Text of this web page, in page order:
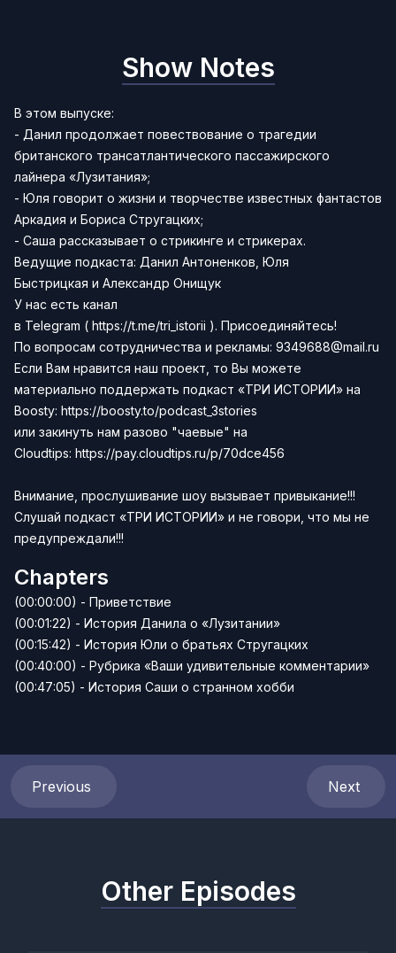
Show Notes
В этом выпуске:
- Данил продолжает повествование о трагедии
британского трансатлантического пассажирского
лайнера «Лузитания»;
- Юля говорит о жизни и творчестве известных фантастов
Аркадия и Бориса Стругацких;
- Саша рассказывает о стрикинге и стрикерах.
Ведущие подкаста: Данил Антоненков Юля
Быстрицкая и Александр Онищук
У нас есть канал
в Telegram ( https://t.me/tri_istorii ). Присоединяйтесь!
По вопросам сотрудничества и рекламы: 9349688@mail.ru
Если Вам нравится наш проект, то Вы можете
материально поддержать подкаст «ТРИ ИСТОРИИ» на
Boosty: https://boosty.to/podcast_3stories
или закинуть нам разово "чаевые" на
Сloudtips: https://pay.cloudtips.ru/p/70dce456
Внимание, прослушивание шоу вызывает привыкание!!!
Слушай подкаст «ТРИ ИСТОРИИ» и не говори, что мы не
предупреждали!!!
Chapters
(00:00:00) - Приветствие
(00:01:22) - История Данила о «Лузитании»
(00:15:42) - История Юли о братьях Стругацких
(00:40:00) - Рубрика «Ваши удивительные комментарии»
(00:47:05) - История Саши о странном хобби
Previous Next
Other Episodes